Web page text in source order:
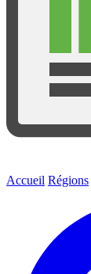
Accueil Régions